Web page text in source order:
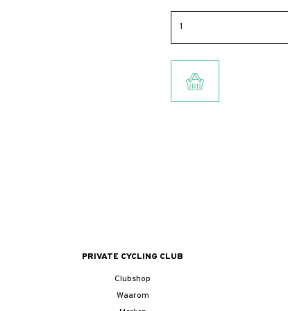
PRIVATE CYCLING CLUB
Clubshop
Waarom